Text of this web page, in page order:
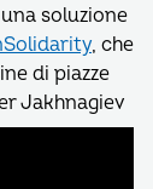
soluzione
, che
di piazze
Jakhnagiev